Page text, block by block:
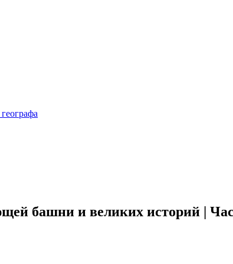
башни и великих историй |